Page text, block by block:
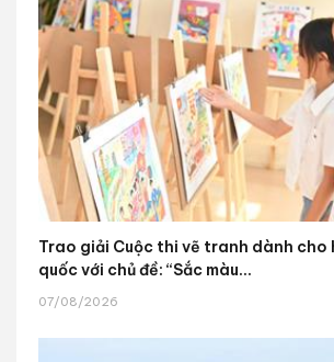
Trao giải Cuộc thi vẽ tranh dành cho
quốc với chủ đề: “Sắc màu...
07/08/2026